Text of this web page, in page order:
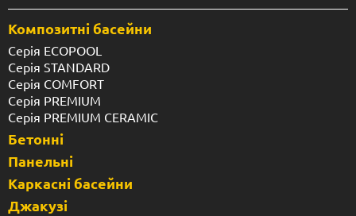
Композитні басейни
Серія ECOPOOL
Серія STANDARD
Серія COMFORT
Серія PREMIUM
Серія PREMIUM CERAMIC
Бетонні
Панельні
Каркасні басейни
Джакузі